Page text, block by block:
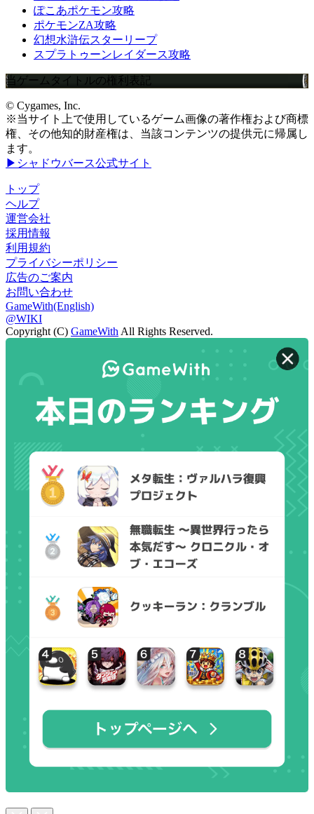
ぽこあポケモン攻略
ポケモンZA攻略
幻想水滸伝スターリープ
スプラトゥーンレイダース攻略
当ゲームタイトルの権利表記
© Cygames, Inc.
※当サイト上で使用しているゲーム画像の著作権および商標
権、その他知的財産権は、当該コンテンツの提供元に帰属し
ます。
▶シャドウバース公式サイト
トップ
ヘルプ
運営会社
採用情報
利用規約
プライバシーポリシー
広告のご案内
お問い合わせ
GameWith(English)
@WIKI
Copyright (C) GameWith All Rights Reserved.